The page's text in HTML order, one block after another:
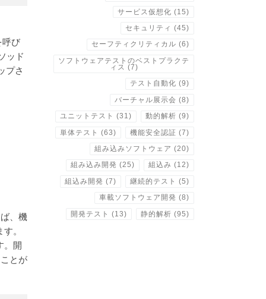
び
ッド
プさ
、機
。
。開
とが
サービス仮想化 (15)
セキュリティ (45)
セーフティクリティカル (6)
ソフトウェアテストのベストプラクテ
ィス (7)
テスト自動化 (9)
バーチャル展示会 (8)
ユニットテスト (31) 動的解析 (9)
単体テスト (63) 機能安全認証 (7)
組み込みソフトウェア (20)
組み込み開発 (25) 組込み (12)
組込み開発 (7) 継続的テスト (5)
車載ソフトウェア開発 (8)
開発テスト (13) 静的解析 (95)